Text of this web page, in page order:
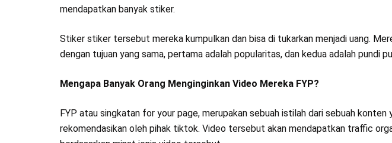
mendapatkan banyak stiker.
Stiker stiker tersebut mereka kumpulkan dan bisa di tukarkan menjadi uang.
dengan tujuan yang sama, pertama adalah popularitas, dan kedua adalah pundi
Mengapa Banyak Orang Menginginkan Video Mereka FYP?
FYP atau singkatan for your page, merupakan sebuah istilah dari sebuah konten
rekomendasikan oleh pihak tiktok. Video tersebut akan mendapatkan traffic